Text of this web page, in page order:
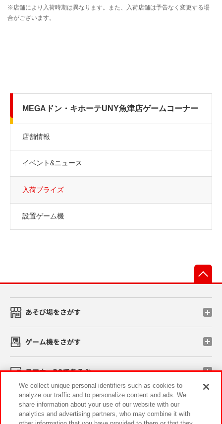
MEGAドン・キホーテUNY魚津店ゲームコーナー
店舗情報
イベント&ニュース
入荷プライズ
設置ゲーム機
あそび場をさがす
ゲーム機をさがす
スマホ・PCであそぶ
イベント・キャンペーン
We collect unique personal identifiers such as cookies to
analyze our traffic and to personalize content and ads. We
share information about your use of our website with our
analytics and advertising partners, who may combine it with